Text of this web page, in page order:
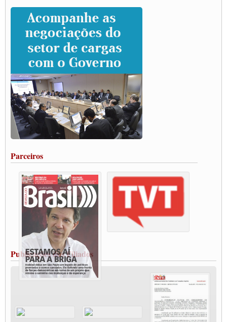
Caminhoneiros prometem paralisação e cobram diálogo com Lula
CNTTL e lideranças de caminhoneiros participam de debate sobre saúde nas
rodovias
Paulinho e Litti debatem política global para transporte rodoviário de cargas na
SUTCRA no Uruguai
Grande Conquista da Categoria transporte de Cargas e Caminhoneiros Autonomos
ENCONTRO INTERNACIONAL EM APOIO A CLASSE TRABALHADORA
DO BRASIL E A ELEIÇÃO 2022
Carta às Brasileiras e aos Brasileiros em Defesa do Estado Democrático de Direito
Paulinho, presidente da CNTTL, faz balanço do 3º Congresso da CNTTL
Caminhoneiros aprovam greve a partir do 1º de novembro
Rodoviários de Feira Santana fazem Assembleia para avaliar proposta de reajuste
salarial
Vacina Já: Lockdown de 24 horas dos trabalhadores em transportes está mantido,
Condutores de Guarulhos farão greve sanitária nesta terça-feira (20)
Paralisação dos Caminhoneiros na #BR285, entrocamento que liga o Mercosul ao
Rio Grande
Caminhoneiros bloqueiam duas faixas na Castello Branco e fazem protesto
Modal-Live #13 Aumento da Violência Contra Mulher e o Adoecimento da Classe
Trabalhadora em Tempos de Pandemia
MODAL-LIVE#12 POLÍTICAS PÚBLICAS DE TRANSPORTE PARA A
CLASSE TRABALHADORA E ELEIÇÕES NA PANDEMIA
MODAL-LIVE#11 POLÍTICAS PÚBLICAS DE TRANSPORTE
JUVENTUDE DO TRANSPORTE: POR QUE DEVEMOS NOS ORGANIZAR?
Fabio Primo testa positivo para Coronavírus, mas está bem de saúde
Modal-Live#9 Quais são os direitos dos trabalhador@s que contraem a Covid-19 na
Participe da Campanha Fora Bolsonaro
Parceiros
Publicações dos Filiados